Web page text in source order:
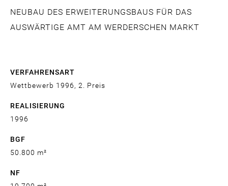
NEUBAU DES ERWEITERUNGSBAUS FÜR DAS
AUSWÄRTIGE AMT AM WERDERSCHEN MARKT
VERFAHRENSART
Wettbewerb 1996, 2. Preis
REALISIERUNG
1996
BGF
50.800 m²
NF